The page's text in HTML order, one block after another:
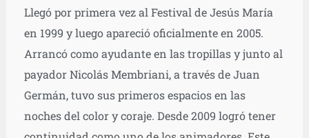
Llegó por primera vez al Festival de Jesús María
en 1999 y luego apareció oficialmente en 2005.
Arrancó como ayudante en las tropillas y junto al
payador Nicolás Membriani, a través de Juan
Germán, tuvo sus primeros espacios en las
noches del color y coraje. Desde 2009 logró tener